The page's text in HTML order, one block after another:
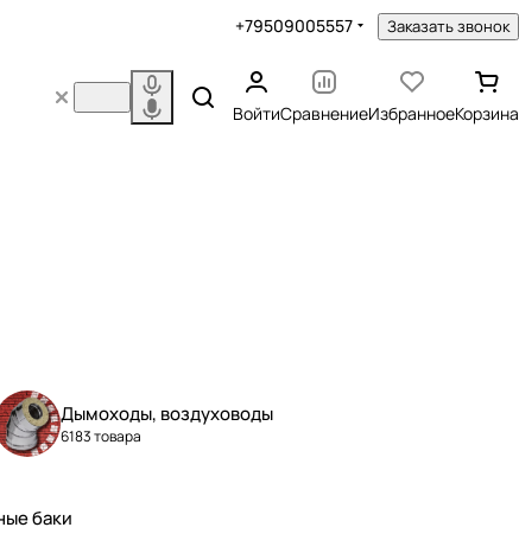
+79509005557 Заказать звонок
ВойтиСравнениеИзбранноеКорзина
Дымоходы, воздуховоды
6183 товара
баки